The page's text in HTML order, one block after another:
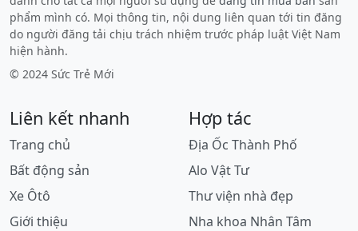
phẩm mình có. Mọi thông tin, nội dung liên quan tới tin đăng
do người đăng tải chịu trách nhiệm trước pháp luật Việt Nam
hiện hành.
© 2024 Sức Trẻ Mới
Liên kết nhanh
Trang chủ
Bất động sản
Xe Ôtô
Giới thiệu
Hợp tác
Địa Ốc Thành Phố
Alo Vật Tư
Thư viện nhà đẹp
Nha khoa Nhân Tâm